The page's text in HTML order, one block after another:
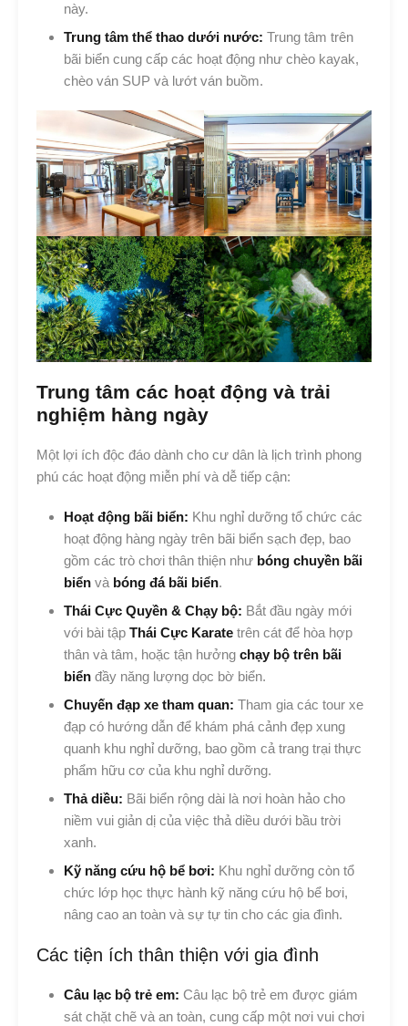
này.
Trung tâm thể thao dưới nước: Trung tâm trên
bãi biển cung cấp các hoạt động như chèo kayak,
chèo ván SUP và lướt ván buồm.
Trung tâm các hoạt động và trải
nghiệm hàng ngày
Một lợi ích độc đáo dành cho cư dân là lịch trình phong
phú các hoạt động miễn phí và dễ tiếp cận:
Hoạt động bãi biển: Khu nghỉ dưỡng tổ chức các
hoạt động hàng ngày trên bãi biển sạch đẹp, bao
gồm các trò chơi thân thiện như bóng chuyền bãi
biển và bóng đá bãi biển.
Thái Cực Quyền & Chạy bộ: Bắt đầu ngày mới
với bài tập Thái Cực Karate trên cát để hòa hợp
thân và tâm, hoặc tận hưởng chạy bộ trên bãi
biển đầy năng lượng dọc bờ biển.
Chuyến đạp xe tham quan: Tham gia các tour xe
đạp có hướng dẫn để khám phá cảnh đẹp xung
quanh khu nghỉ dưỡng, bao gồm cả trang trại thực
phẩm hữu cơ của khu nghỉ dưỡng.
Thả diều: Bãi biển rộng dài là nơi hoàn hảo cho
niềm vui giản dị của việc thả diều dưới bầu trời
xanh.
Kỹ năng cứu hộ bể bơi: Khu nghỉ dưỡng còn tổ
chức lớp học thực hành kỹ năng cứu hộ bể bơi,
nâng cao an toàn và sự tự tin cho các gia đình.
Các tiện ích thân thiện với gia đình
Câu lạc bộ trẻ em: Câu lạc bộ trẻ em được giám
sát chặt chẽ và an toàn, cung cấp một nơi vui chơi